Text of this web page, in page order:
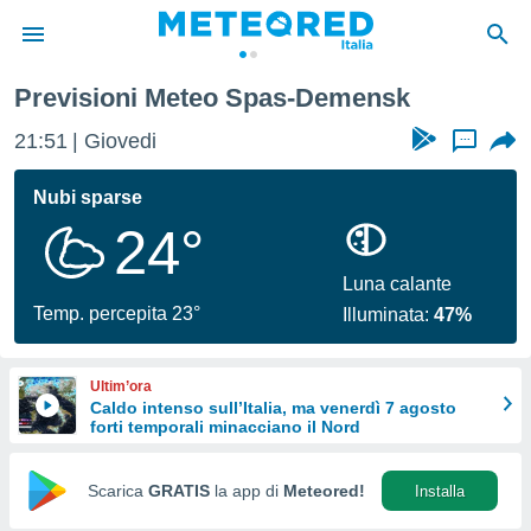
di
per
le
di
Web
Previsioni Meteo Spas-Demensk
21:51 Giovedi ...
Nubi sparse
24°
Temp. percepita 23°
Luna calante
Illuminata:47%
Ultim’ora
Caldo intenso sull’Italia, ma venerdì 7 agosto
forti temporali minacciano il Nord
Scarica GRATIS la app di Meteored! Installa